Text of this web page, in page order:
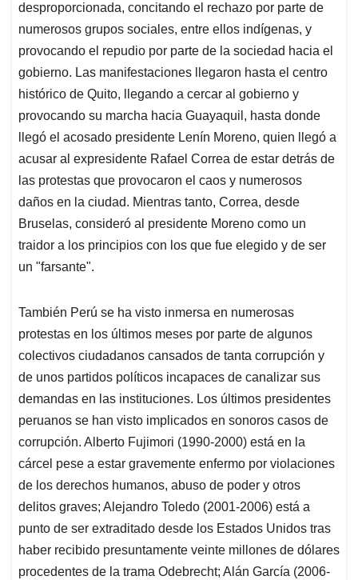
desproporcionada, concitando el rechazo por parte de
numerosos grupos sociales, entre ellos indígenas, y
provocando el repudio por parte de la sociedad hacia el
gobierno. Las manifestaciones llegaron hasta el centro
histórico de Quito, llegando a cercar al gobierno y
provocando su marcha hacia Guayaquil, hasta donde
llegó el acosado presidente Lenín Moreno, quien llegó a
acusar al expresidente Rafael Correa de estar detrás de
las protestas que provocaron el caos y numerosos
daños en la ciudad. Mientras tanto, Correa, desde
Bruselas, consideró al presidente Moreno como un
traidor a los principios con los que fue elegido y de ser
un "farsante".
También Perú se ha visto inmersa en numerosas
protestas en los últimos meses por parte de algunos
colectivos ciudadanos cansados de tanta corrupción y
de unos partidos políticos incapaces de canalizar sus
demandas en las instituciones. Los últimos presidentes
peruanos se han visto implicados en sonoros casos de
corrupción. Alberto Fujimori (1990-2000) está en la
cárcel pese a estar gravemente enfermo por violaciones
de los derechos humanos, abuso de poder y otros
delitos graves; Alejandro Toledo (2001-2006) está a
punto de ser extraditado desde los Estados Unidos tras
haber recibido presuntamente veinte millones de dólares
procedentes de la trama Odebrecht; Alán García (2006-